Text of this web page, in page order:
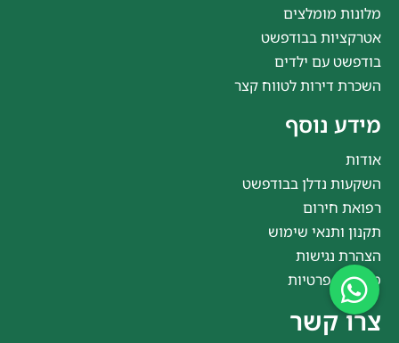
מלונות מומלצים
אטרקציות בבודפשט
בודפשט עם ילדים
השכרת דירות לטווח קצר
מידע נוסף
אודות
השקעות נדלן בבודפשט
רפואת חירום
תקנון ותנאי שימוש
הצהרת נגישות
מדיניות פרטיות
צרו קשר